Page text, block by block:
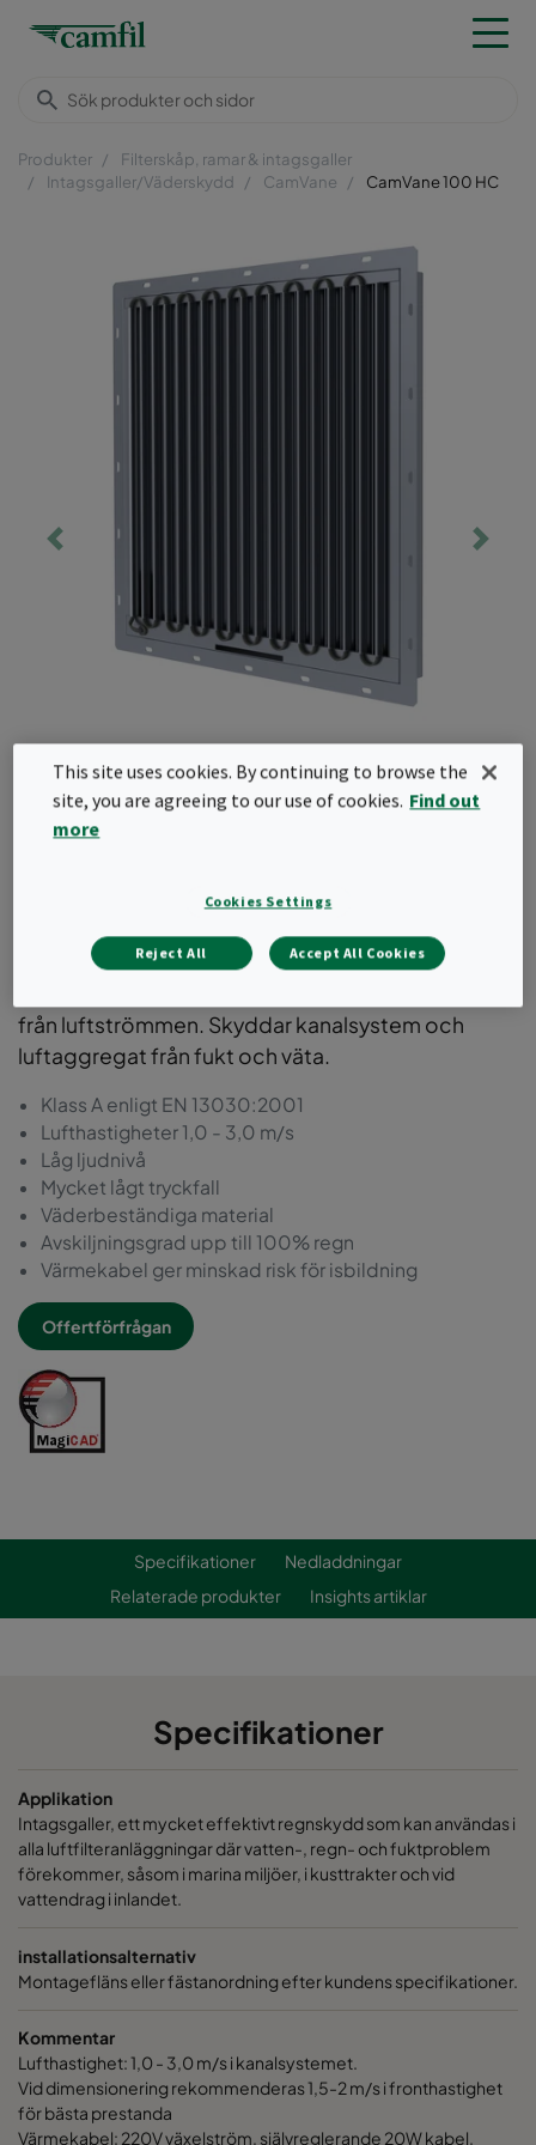
Produkter
Filterskåp, ramar & intagsgaller
Intagsgaller/Väderskydd
CamVane CamVane 100 HC
Väderskydd för montering på fasad utrustad med
värmekablar för skydd mot isbildning. Intagsgaller
från luftströmmen. Skyddar kanalsystem och
luftaggregat från fukt och väta.
Klass A enligt EN 13030:2001
Lufthastigheter 1,0 - 3,0 m/s
Låg ljudnivå
Mycket lågt tryckfall
Väderbeständiga material
Avskiljningsgrad upp till 100% regn
Värmekabel ger minskad risk för isbildning
Offertförfrågan
Specifikationer
Nedladdningar
Relaterade produkter
Insights artiklar
Specifikationer
Applikation
Intagsgaller, ett mycket effektivt regnskydd som kan användas i
alla luftfilteranläggningar där vatten-, regn- och fuktproblem
förekommer, såsom i marina miljöer, i kusttrakter och vid
vattendrag i inlandet.
installationsalternativ
Montagefläns eller fästanordning efter kundens specifikationer.
Kommentar
Lufthastighet: 1,0 - 3,0 m/s i kanalsystemet.
Vid dimensionering rekommenderas 1,5-2 m/s i fronthastighet
för bästa prestanda
Värmekabel: 220V växelström, självreglerande 20W kabel.
This site uses cookies. By continuing to browse the
site, you are agreeing to our use of cookies. Find out
more
Cookies Settings
Reject All Accept All Cookies